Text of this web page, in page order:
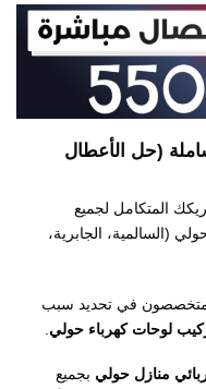
(حل الأعطال
المتكامل لجميع
(السالمية، الجابرية،
في تحديد سبب
لوحات كهرباء حولي
منازل حولي بجميع